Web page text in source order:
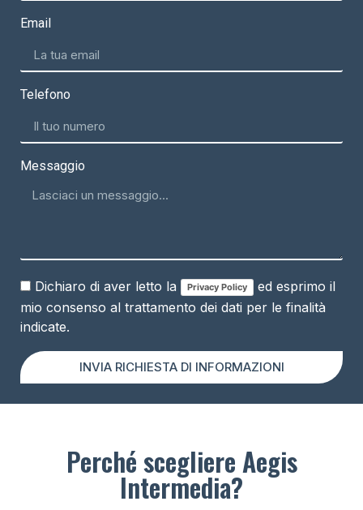
Email
Telefono
Messaggio
Dichiaro di aver letto la Privacy Policy
ed esprimo il
mio consenso al trattamento dei dati per le finalità
indicate.
INVIA RICHIESTA DI INFORMAZIONI
Perché scegliere Aegis
Intermedia?